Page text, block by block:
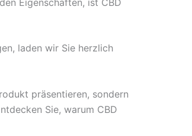
laden wir Sie herzlich
präsentieren, sondern
Sie, warum CBD